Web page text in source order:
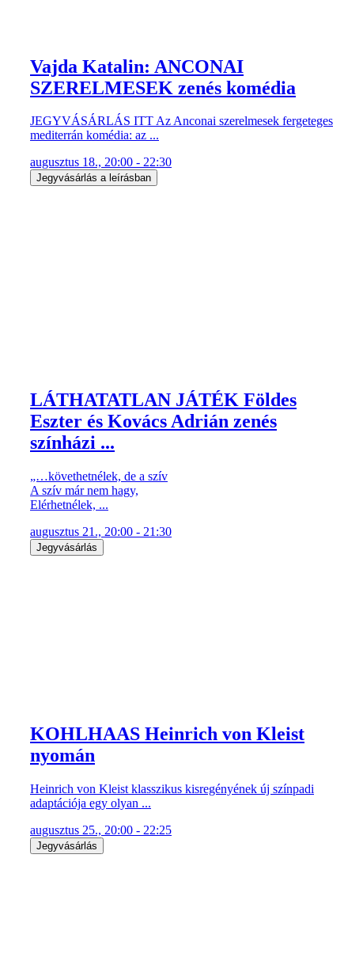
Vajda Katalin: ANCONAI
SZERELMESEK zenés komédia
JEGYVÁSÁRLÁS ITT Az Anconai szerelmesek fergeteges
mediterrán komédia: az ...
augusztus 18., 20:00 - 22:30
Jegyvásárlás a leírásban
LÁTHATATLAN JÁTÉK Földes
Eszter és Kovács Adrián zenés
színházi ...
„…követhetnélek, de a szív
A szív már nem hagy,
Elérhetnélek, ...
augusztus 21., 20:00 - 21:30
Jegyvásárlás
KOHLHAAS Heinrich von Kleist
nyomán
Heinrich von Kleist klasszikus kisregényének új színpadi
adaptációja egy olyan ...
augusztus 25., 20:00 - 22:25
Jegyvásárlás